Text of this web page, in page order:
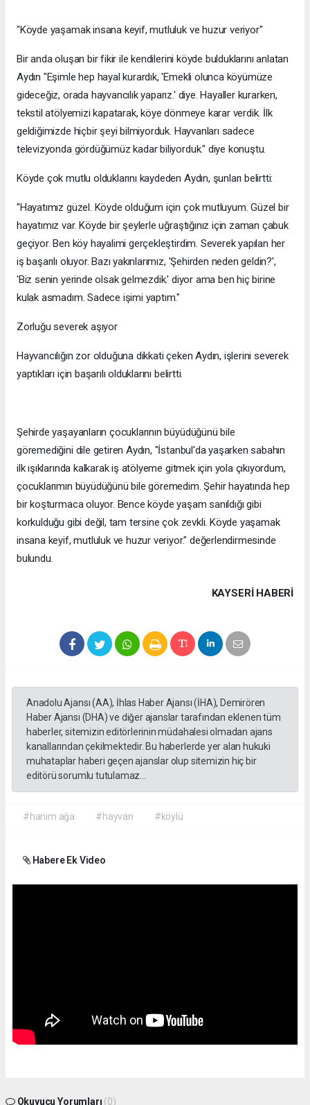
"Köyde yaşamak insana keyif, mutluluk ve huzur veriyor"
Bir anda oluşan bir fikir ile kendilerini köyde bulduklarını anlatan
Aydın "Eşimle hep hayal kurardık, 'Emekli olunca köyümüze
gideceğiz, orada hayvancılık yaparız.' diye. Hayaller kurarken,
tekstil atölyemizi kapatarak, köye dönmeye karar verdik. İlk
geldiğimizde hiçbir şeyi bilmiyorduk. Hayvanları sadece
televizyonda gördüğümüz kadar biliyorduk." diye konuştu.
Köyde çok mutlu olduklarını kaydeden Aydın, şunları belirtti:
"Hayatımız güzel. Köyde olduğum için çok mutluyum. Güzel bir
hayatımız var. Köyde bir şeylerle uğraştığınız için zaman çabuk
geçiyor. Ben köy hayalimi gerçekleştirdim. Severek yapılan her
iş başarılı oluyor. Bazı yakınlarımız, 'Şehirden neden geldin?',
'Biz senin yerinde olsak gelmezdik.' diyor ama ben hiç birine
kulak asmadım. Sadece işimi yaptım."
Zorluğu severek aşıyor
Hayvancılığın zor olduğuna dikkati çeken Aydın, işlerini severek
yaptıkları için başarılı olduklarını belirtti.
Şehirde yaşayanların çocuklarının büyüdüğünü bile
göremediğini dile getiren Aydın, "İstanbul'da yaşarken sabahın
ilk ışıklarında kalkarak iş atölyeme gitmek için yola çıkıyordum,
çocuklarımın büyüdüğünü bile göremedim. Şehir hayatında hep
bir koşturmaca oluyor. Bence köyde yaşam sanıldığı gibi
korkulduğu gibi değil, tam tersine çok zevkli. Köyde yaşamak
insana keyif, mutluluk ve huzur veriyor." değerlendirmesinde
bulundu.
KAYSERI HABERİ
Anadolu Ajansı (AA), İhlas Haber Ajansı (İHA), Demirören
Haber Ajansı (DHA) ve diğer ajanslar tarafından eklenen tüm
haberler, sitemizin editörlerinin müdahalesi olmadan ajans
kanallarından çekilmektedir. Bu haberlerde yer alan hukuki
muhataplar haberi geçen ajanslar olup sitemizin hiç bir
editörü sorumlu tutulamaz...
#hanım ağa #hayvan #köylü
Habere Ek Video
Okuyucu Yorumları (0)